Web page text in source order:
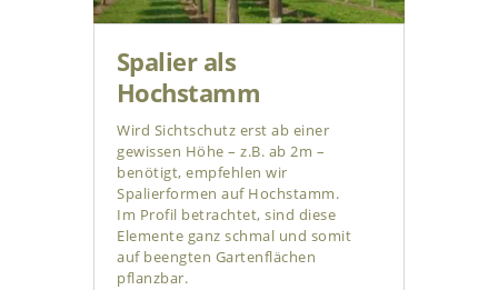
Spalier als
Hochstamm
Wird Sichtschutz erst ab einer
gewissen Höhe – z.B. ab 2m –
benötigt, empfehlen wir
Spalierformen auf Hochstamm.
Im Profil betrachtet, sind diese
Elemente ganz schmal und somit
auf beengten Gartenflächen
pflanzbar.